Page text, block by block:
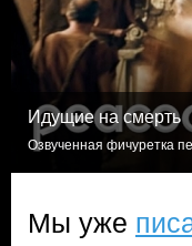
Идущие на смерть
Озвученная фичуретка
Мы уже